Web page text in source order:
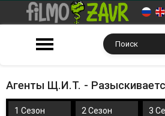
Агенты Щ.И.Т. -
1 Сезон 2 Сезон 3